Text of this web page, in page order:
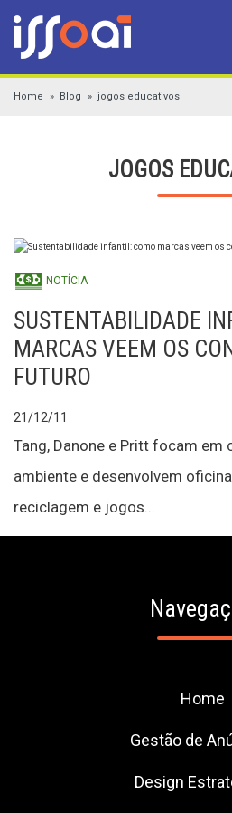
Home Blog jogos educativos
JOGOS
NOTÍCIA
SUSTENTABILIDADE
MARCAS VEEM OS
FUTURO
21/12/11
Tang, Danone e Pritt focam em
ambiente e desenvolvem
reciclagem e jogos...
Home
Gestão de
Design